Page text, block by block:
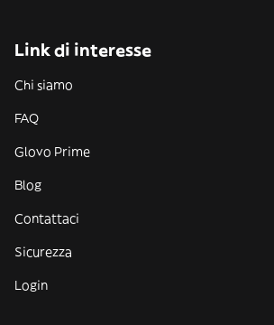
Link di interesse
Chi siamo
FAQ
Glovo Prime
Blog
Contattaci
Sicurezza
Login